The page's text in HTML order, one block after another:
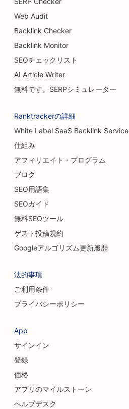
Web Audit
Backlink Checker
Backlink Monitor
SEOチェックリスト
AI Article Writer
無料です。SERPシミュレーター
Ranktrackerの詳細
White Label SaaS Backlink Service
仕組み
アフィリエイト・プログラム
ブログ
SEO用語集
SEOガイド
無料SEOツール
ゲスト投稿規約
Googleアルゴリズム更新履歴
法的事項
ご利用条件
プライバシーポリシー
App
サインイン
登録
価格
アプリのマイルストーン
ヘルプデスク